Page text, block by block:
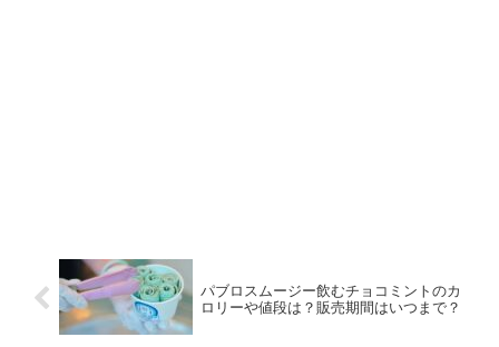
パブロスムージー飲むチョコミントのカ
ロリーや値段は？販売期間はいつまで？